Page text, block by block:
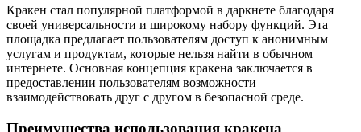
Кракен стал популярной платформой в даркнете благодаря
своей универсальности и широкому набору функций. Эта
площадка предлагает пользователям доступ к анонимным
услугам и продуктам, которые нельзя найти в обычном
интернете. Основная концепция кракена заключается в
предоставлении пользователям возможности
взаимодействовать друг с другом в безопасной среде.
Преимущества использования кракена